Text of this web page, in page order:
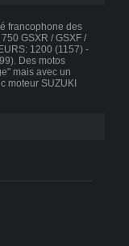
francophone des
GSXR / GSXF /
1200 (1157) -
Des motos
mais avec un
moteur SUZUKI